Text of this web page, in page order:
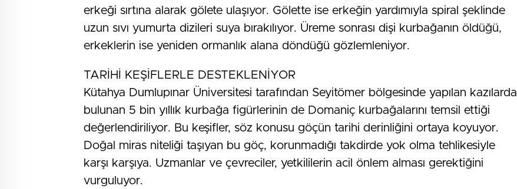
erkeği sırtına alarak gölete ulaşıyor. Gölette ise erkeğin yardımıyla spiral şeklinde
uzun sıvı yumurta dizileri suya bırakılıyor. Üreme sonrası dişi kurbağanın öldüğü,
erkeklerin ise yeniden ormanlık alana döndüğü gözlemleniyor.
TARİHİ KEŞİFLERLE DESTEKLENİYOR
Kütahya Dumlupınar Üniversitesi tarafından Seyitömer bölgesinde yapılan kazılarda
bulunan 5 bin yıllık kurbağa figürlerinin de Domaniç kurbağalarını temsil ettiği
değerlendiriliyor. Bu keşifler, söz konusu göçün tarihi derinliğini ortaya koyuyor.
Doğal miras niteliği taşıyan bu göç, korunmadığı takdirde yok olma tehlikesiyle
karşı karşıya. Uzmanlar ve çevreciler, yetkililerin acil önlem alması gerektiğini
vurguluyor.